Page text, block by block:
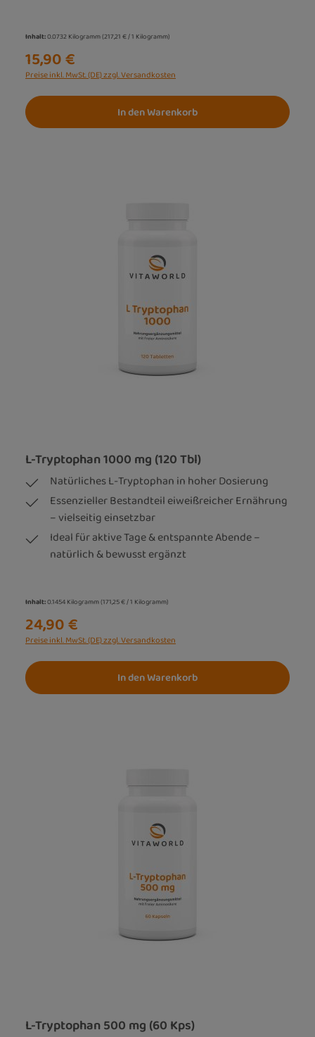
Inhalt:0.0732 Kilogramm(217,21 € / 1 Kilogramm)
15,90 €
Preise inkl. MwSt. (DE) zzgl. Versandkosten
In den Warenkorb
L-Tryptophan 1000 mg (120 Tbl)
Natürliches L-Tryptophan in hoher Dosierung
Essenzieller Bestandteil eiweißreicher Ernährung
– vielseitig einsetzbar
Ideal für aktive Tage & entspannte Abende –
natürlich & bewusst ergänzt
Inhalt:0.1454 Kilogramm(171,25 € / 1 Kilogramm)
24,90 €
Preise inkl. MwSt. (DE) zzgl. Versandkosten
In den Warenkorb
L-Tryptophan 500 mg (60 Kps)